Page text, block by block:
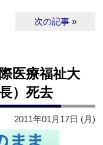
次の記事 »
医療福祉大
）死去
2011年01月17日 (月)